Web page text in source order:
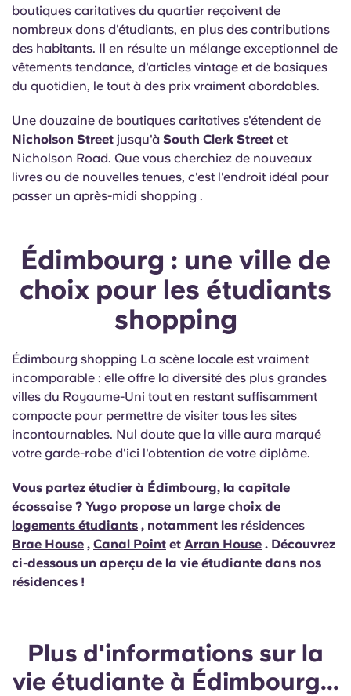
boutiques caritatives du quartier reçoivent de
nombreux dons d'étudiants, en plus des contributions
des habitants. Il en résulte un mélange exceptionnel de
vêtements tendance, d'articles vintage et de basiques
du quotidien, le tout à des prix vraiment abordables.
Une douzaine de boutiques caritatives s'étendent de
Nicholson Street jusqu'à South Clerk Street et
Nicholson Road. Que vous cherchiez de nouveaux
livres ou de nouvelles tenues, c'est l'endroit idéal pour
passer un après-midi shopping .
Édimbourg : une ville de
choix pour les étudiants
shopping
Édimbourg shopping La scène locale est vraiment
incomparable : elle offre la diversité des plus grandes
villes du Royaume-Uni tout en restant suffisamment
compacte pour permettre de visiter tous les sites
incontournables. Nul doute que la ville aura marqué
votre garde-robe d'ici l'obtention de votre diplôme.
Vous partez étudier à Édimbourg, la capitale
écossaise ? Yugo propose un large choix de
logements étudiants , notamment les résidences
Brae House , Canal Point et Arran House . Découvrez
ci-dessous un aperçu de la vie étudiante dans nos
résidences !
Plus d'informations sur la
vie étudiante à Édimbourg...